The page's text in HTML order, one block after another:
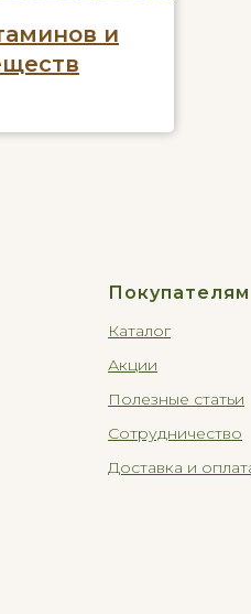
и
Покупателям
Каталог
Акции
Полезные статьи
Сотрудничество
Доставка и